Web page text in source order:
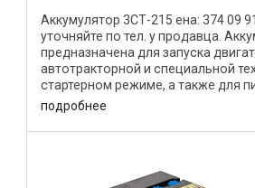
Аккумулятор 3СТ-215 ена: 374 09
уточняйте по тел. у продавца.
предназначена для запуска
автотракторной и специальной
стартерном режиме, а также для
электрических потребителей
подробнее